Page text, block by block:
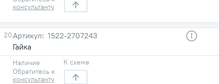
консультанту
20
1522-2707243
Гайка
Наличие
Обратитесь к
консультанту
К схеме